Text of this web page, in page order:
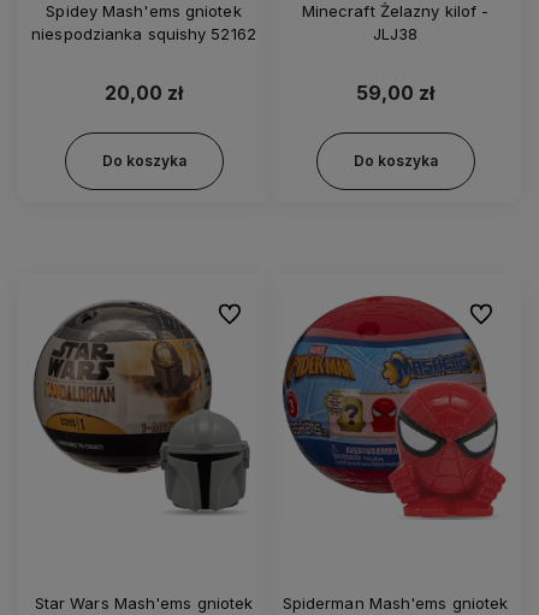
Spidey Mash'ems gniotek
niespodzianka squishy 52162
20,00 zł
Do koszyka
Minecraft Żelazny kilof -
JLJ38
59,00 zł
Do koszyka
Star Wars Mash'ems gniotek
Do ulubionych
Spiderman Mash'ems gniotek
Do